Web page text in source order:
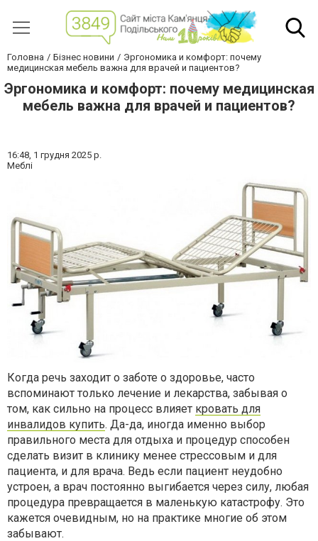
Головна Бізнес новини
Эргономика и комфорт: почему
медицинская мебель важна для врачей и пациентов?
Эргономика и комфорт: почему медицинская
мебель важна для врачей и пациентов?
16:48, 1 грудня 2025 р.
Меблі
Когда речь заходит о заботе о здоровье, часто
вспоминают только лечение и лекарства, забывая о
том, как сильно на процесс влияет кровать для
инвалидов купить. Да-да, иногда именно выбор
правильного места для отдыха и процедур способен
сделать визит в клинику менее стрессовым и для
пациента, и для врача. Ведь если пациент неудобно
устроен, а врач постоянно выгибается через силу, любая
процедура превращается в маленькую катастрофу. Это
кажется очевидным, но на практике многие об этом
забывают.